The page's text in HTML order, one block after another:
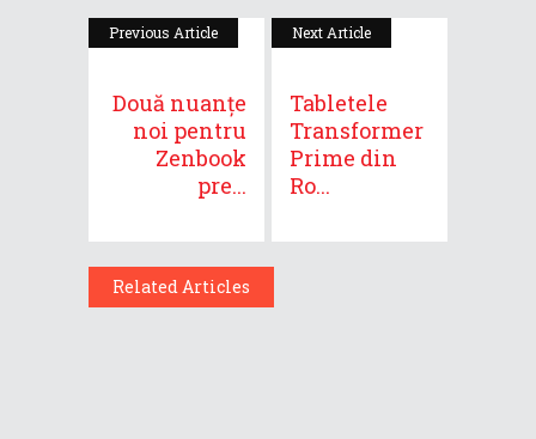
Previous Article
Două nuanțe
noi pentru
Zenbook
pre...
Next Article
Tabletele
Transformer
Prime din
Ro...
Related Articles